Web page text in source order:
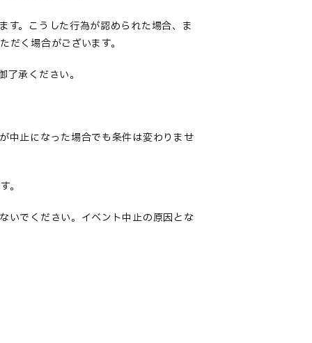
す。こうした行為が認められた場合、ま
く場合がございます。
了承ください。
中止になった場合でも条件は変わりませ
。
いでください。イベント中止の原因とな